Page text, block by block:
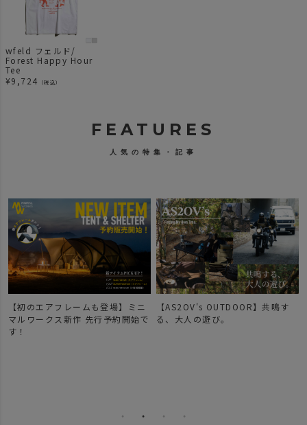
wfeld フェルド/
Forest Happy Hour
Tee
¥9,724 （税込）
FEATURES
人気の特集・記事
【初のエアフレームも登場】ミニ
マルワークス新作 先行予約開始で
す！
【AS2OV's OUTDOOR】共鳴す
る、大人の遊び。